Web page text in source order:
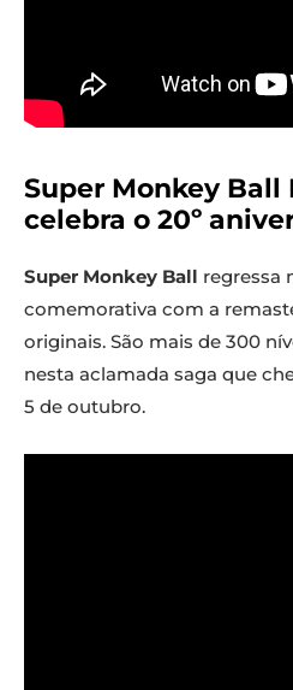
Super Monkey Ball
celebra o 20º
Super Monkey Ball regressa
comemorativa com a
originais. São mais de 300
nesta aclamada saga que
5 de outubro.